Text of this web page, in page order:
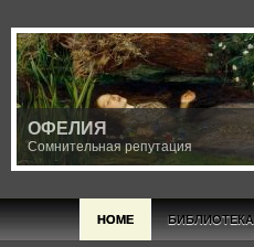
ОФЕЛИЯ
Сомнительная репутация
HOME БИБЛИОТЕКА